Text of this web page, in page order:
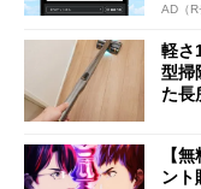
AD（R
軽さ
型掃
た長
【
ント